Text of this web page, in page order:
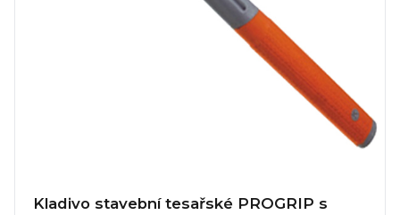
Kladivo stavební tesařské PROGRIP s